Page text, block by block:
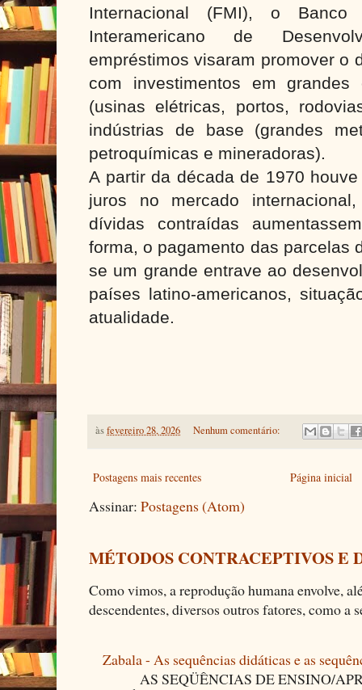
Internacional (FMI), o
Interamericano de
empréstimos visaram promover o
com investimentos em grandes
(usinas elétricas, portos,
indústrias de base (grandes
petroquímicas e mineradoras).
A partir da década de 1970
juros no mercado
dívidas contraídas
forma, o pagamento das parcelas
se um grande entrave ao
países latino-americanos,
atualidade.
àsfevereiro 28, 2026 Nenhum comentário:
Postagens mais recentes Página inicial
Assinar: Postagens (Atom)
MÉTODOS CONTRACEPTIVOS E
Como vimos, a reprodução humana envolve,
descendentes, diversos outros fatores, como a
Zabala - As sequências didáticas e as
AS SEQÜÊNCIAS DE ENSINO/